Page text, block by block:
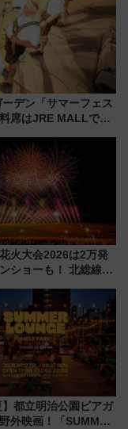
デン「サマーフェス
席はJRE MALLで予
火大会2026は2万発
ショーも！ 北総線を
ポット情報と周辺観
7/28開催）
】都立明治公園ビアガ
外映画！「SUMMER